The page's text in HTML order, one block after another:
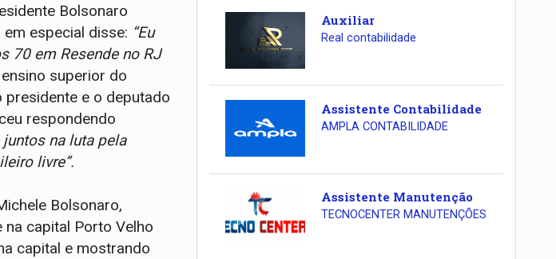
Bolsonaro
especial disse: “Eu
70 em Resende no RJ
superior do
presidente e o deputado
respondendo
na luta pela
livre”.
Bolsonaro,
capital Porto Velho
capital e mostrando
Auxiliar
Real contabilidade
Assistente Contabilidade
AMPLA CONTABILIDADE
Assistente Manutenção
TECNOCENTER MANUTENÇÕES